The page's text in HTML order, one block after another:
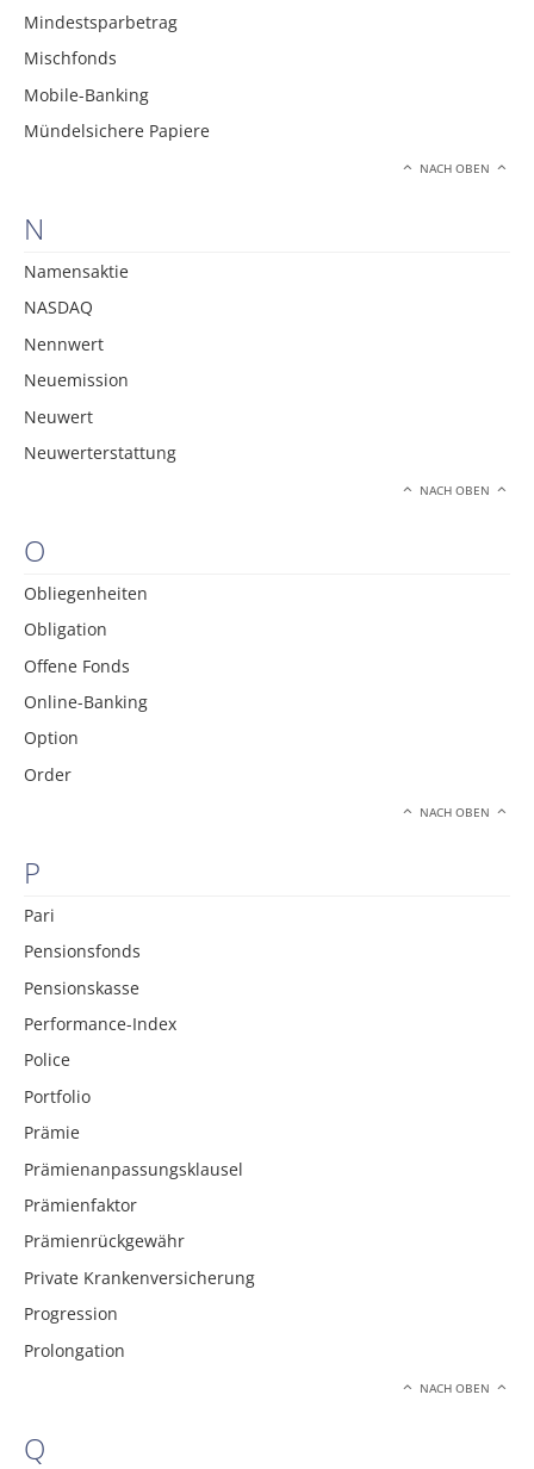
Mindestsparbetrag
Mischfonds
Mobile-Banking
Mündelsichere Papiere
NACH OBEN
N
Namensaktie
NASDAQ
Nennwert
Neuemission
Neuwert
Neuwerterstattung
NACH OBEN
O
Obliegenheiten
Obligation
Offene Fonds
Online-Banking
Option
Order
NACH OBEN
P
Pari
Pensionsfonds
Pensionskasse
Performance-Index
Police
Portfolio
Prämie
Prämienanpassungsklausel
Prämienfaktor
Prämienrückgewähr
Private Krankenversicherung
Progression
Prolongation
NACH OBEN
Q